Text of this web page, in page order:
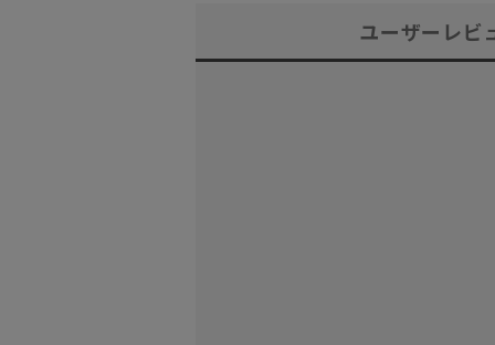
ユーザーレビ